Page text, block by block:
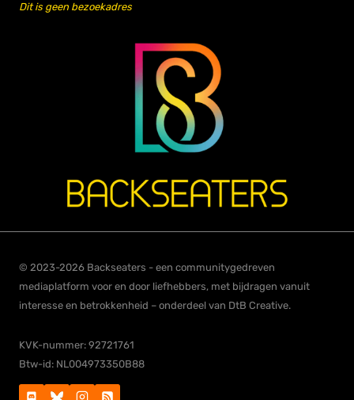
Dit is geen bezoekadres
© 2023-2026 Backseaters - een communitygedreven
mediaplatform voor en door liefhebbers, met bijdragen vanuit
interesse en betrokkenheid – onderdeel van DtB Creative.
KVK-nummer: 92721761
Btw-id: NL004973350B88